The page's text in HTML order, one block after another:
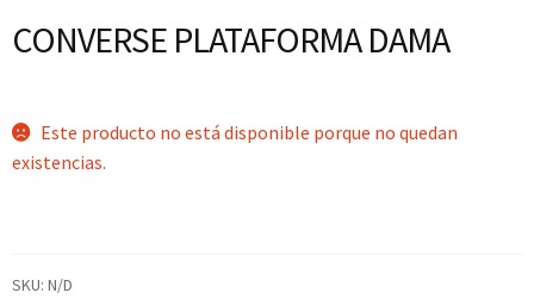
CONVERSE PLATAFORMA DAMA
Este producto no está disponible porque no quedan
existencias.
SKU: N/D